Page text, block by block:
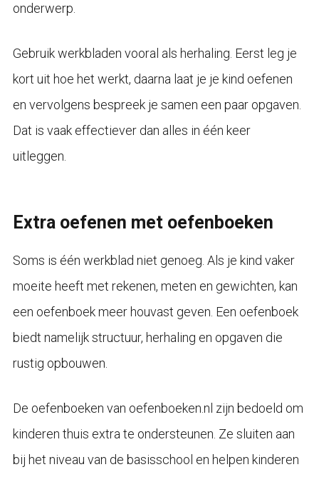
onderwerp.
Gebruik werkbladen vooral als herhaling. Eerst leg je
kort uit hoe het werkt, daarna laat je je kind oefenen
en vervolgens bespreek je samen een paar opgaven.
Dat is vaak effectiever dan alles in één keer
uitleggen.
Extra oefenen met oefenboeken
Soms is één werkblad niet genoeg. Als je kind vaker
moeite heeft met rekenen, meten en gewichten, kan
een oefenboek meer houvast geven. Een oefenboek
biedt namelijk structuur, herhaling en opgaven die
rustig opbouwen.
De oefenboeken van oefenboeken.nl zijn bedoeld om
kinderen thuis extra te ondersteunen. Ze sluiten aan
bij het niveau van de basisschool en helpen kinderen